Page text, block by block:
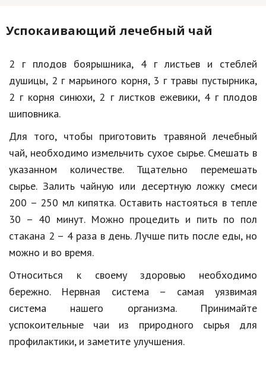
Успокаивающий лечебный чай
2 г плодов боярышника, 4 г листьев и стеблей
душицы, 2 г марьиного корня, 3 г травы пустырника,
2 г корня синюхи, 2 г листков ежевики, 4 г плодов
шиповника.
Для того, чтобы приготовить травяной лечебный
чай, необходимо измельчить сухое сырье. Смешать в
указанном количестве. Тщательно перемешать
сырье. Залить чайную или десертную ложку смеси
200 – 250 мл кипятка. Оставить настояться в тепле
30 – 40 минут. Можно процедить и пить по пол
стакана 2 – 4 раза в день. Лучше пить после еды, но
можно и во время.
Относиться к своему здоровью необходимо
бережно. Нервная система – самая уязвимая
система нашего организма. Принимайте
успокоительные чаи из природного сырья для
профилактики, и заметите улучшения.